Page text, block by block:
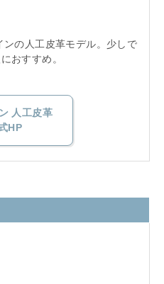
ンの人工皮革モデル。少しで
おすすめ。
人工皮革
HP